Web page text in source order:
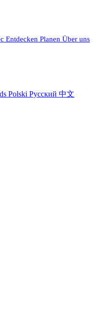
Entdecken Planen Über uns
Polski Русский 中文